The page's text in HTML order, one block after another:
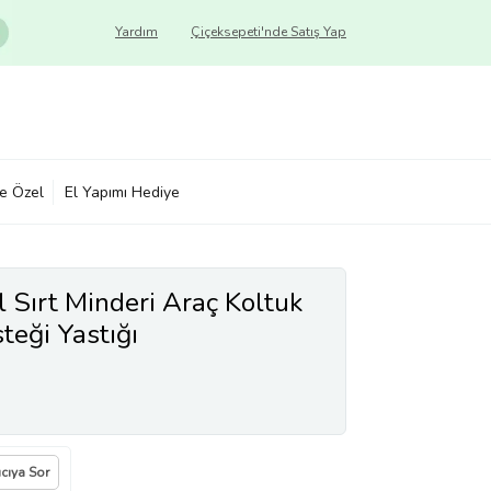
Çiçeksepeti'nde Satış Yap
Yardım
Özel El Yapımı Hediye
Sırt Minderi Araç Koltuk
Yastığı
Sor